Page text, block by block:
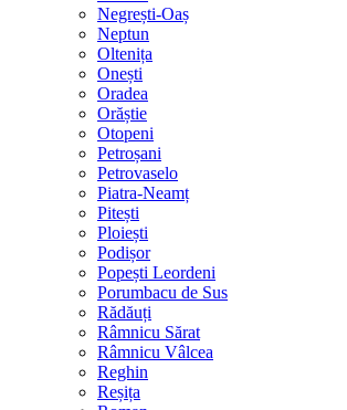
Negrești-Oaș
Neptun
Oltenița
Onești
Oradea
Orăștie
Otopeni
Petroșani
Petrovaselo
Piatra-Neamț
Pitești
Ploiești
Podișor
Popești Leordeni
Porumbacu de Sus
Rădăuți
Râmnicu Sărat
Râmnicu Vâlcea
Reghin
Reșița